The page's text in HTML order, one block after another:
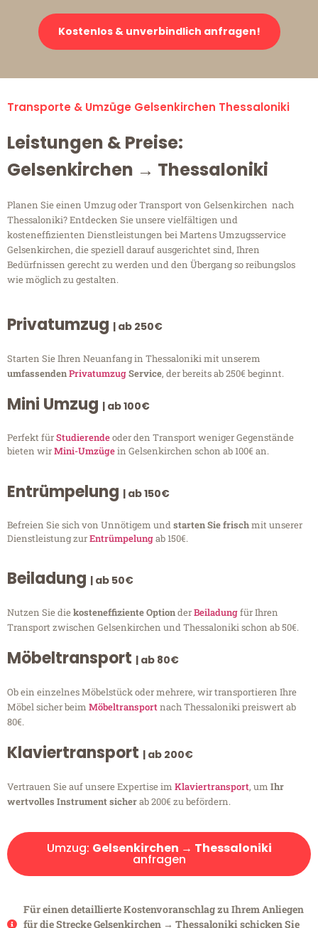
Kostenlos & unverbindlich anfragen!
Transporte & Umzüge Gelsenkirchen Thessaloniki
Leistungen & Preise:
Gelsenkirchen → Thessaloniki
Planen Sie einen Umzug oder Transport von Gelsenkirchen nach
Thessaloniki? Entdecken Sie unsere vielfältigen und
kosteneffizienten Dienstleistungen bei Martens Umzugsservice
Gelsenkirchen, die speziell darauf ausgerichtet sind, Ihren
Bedürfnissen gerecht zu werden und den Übergang so reibungslos
wie möglich zu gestalten.
Privatumzug | ab 250€
Starten Sie Ihren Neuanfang in Thessaloniki mit unserem
umfassendenPrivatumzugService, der bereits ab 250€ beginnt.
Mini Umzug | ab 100€
Perfekt fürStudierendeoder den Transport weniger Gegenstände
bieten wirMini-Umzügein Gelsenkirchen schon ab 100€ an.
Entrümpelung | ab 150€
Befreien Sie sich von Unnötigem undstarten Sie frischmit unserer
Dienstleistung zurEntrümpelungab 150€.
Beiladung | ab 50€
Nutzen Sie diekosteneffiziente OptionderBeiladungfür Ihren
Transport zwischen Gelsenkirchen und Thessaloniki schon ab 50€.
Möbeltransport | ab 80€
Ob ein einzelnes Möbelstück oder mehrere, wir transportieren Ihre
Möbel sicher beim Möbeltransportnach Thessaloniki preiswert ab
80€.
Klaviertransport | ab 200€
Vertrauen Sie auf unsere Expertise im Klaviertransport, um Ihr
wertvolles Instrument sicherab 200€ zu befördern.
Umzug: Gelsenkirchen → Thessaloniki
anfragen
Für einen detaillierte Kostenvoranschlag zu Ihrem Anliegen
für die Strecke Gelsenkirchen → Thessaloniki schicken Sie